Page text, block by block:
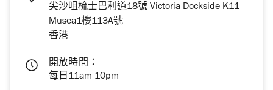
尖沙咀梳士巴利道18號 Victoria Dockside K11
Musea1樓113A號
香港
開放時間：
每日11am-10pm